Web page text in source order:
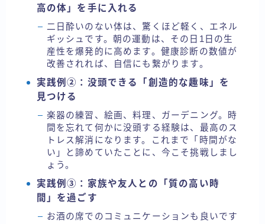
高の体」を手に入れる
二日酔いのない体は、驚くほど軽く、エネル
ギッシュです。朝の運動は、その日1日の生
産性を爆発的に高めます。健康診断の数値が
改善されれば、自信にも繋がります。
実践例②：没頭できる「創造的な趣味」を
見つける
楽器の練習、絵画、料理、ガーデニング。時
間を忘れて何かに没頭する経験は、最高のス
トレス解消になります。これまで「時間がな
い」と諦めていたことに、今こそ挑戦しまし
ょう。
実践例③：家族や友人との「質の高い時
間」を過ごす
お酒の席でのコミュニケーションも良いです